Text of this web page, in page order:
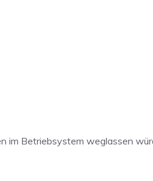
im Betriebsystem weglassen